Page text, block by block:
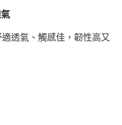
透氣、觸感佳，韌性高又